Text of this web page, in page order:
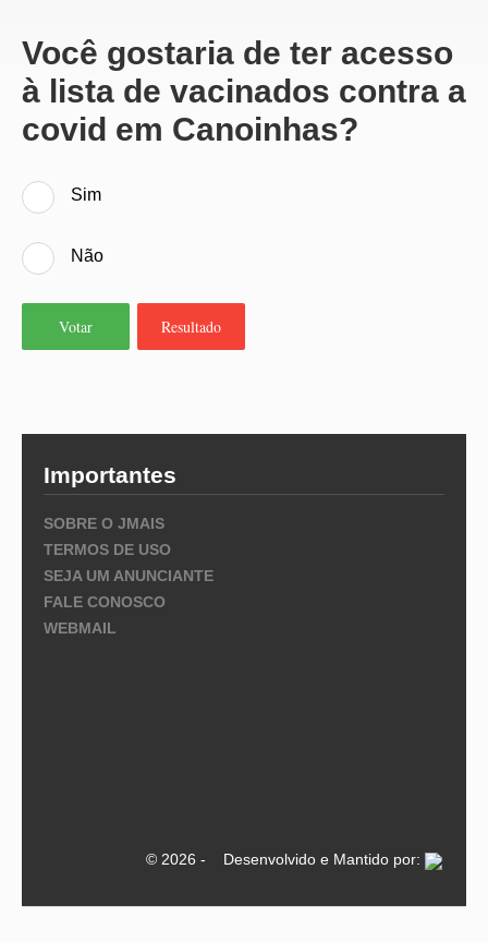
Você gostaria de ter acesso
à lista de vacinados contra a
covid em Canoinhas?
Sim
Não
Votar Resultado
Importantes
SOBRE O JMAIS
TERMOS DE USO
SEJA UM ANUNCIANTE
FALE CONOSCO
WEBMAIL
© 2026 - Desenvolvido e Mantido por: